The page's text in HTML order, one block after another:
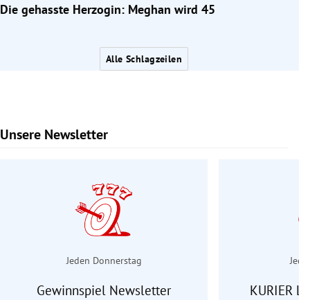
Die gehasste Herzogin: Meghan wird 45
Alle Schlagzeilen
Unsere Newsletter
Slide 1 von 6
Jeden Donnerstag
Gewinnspiel Newsletter KURIER